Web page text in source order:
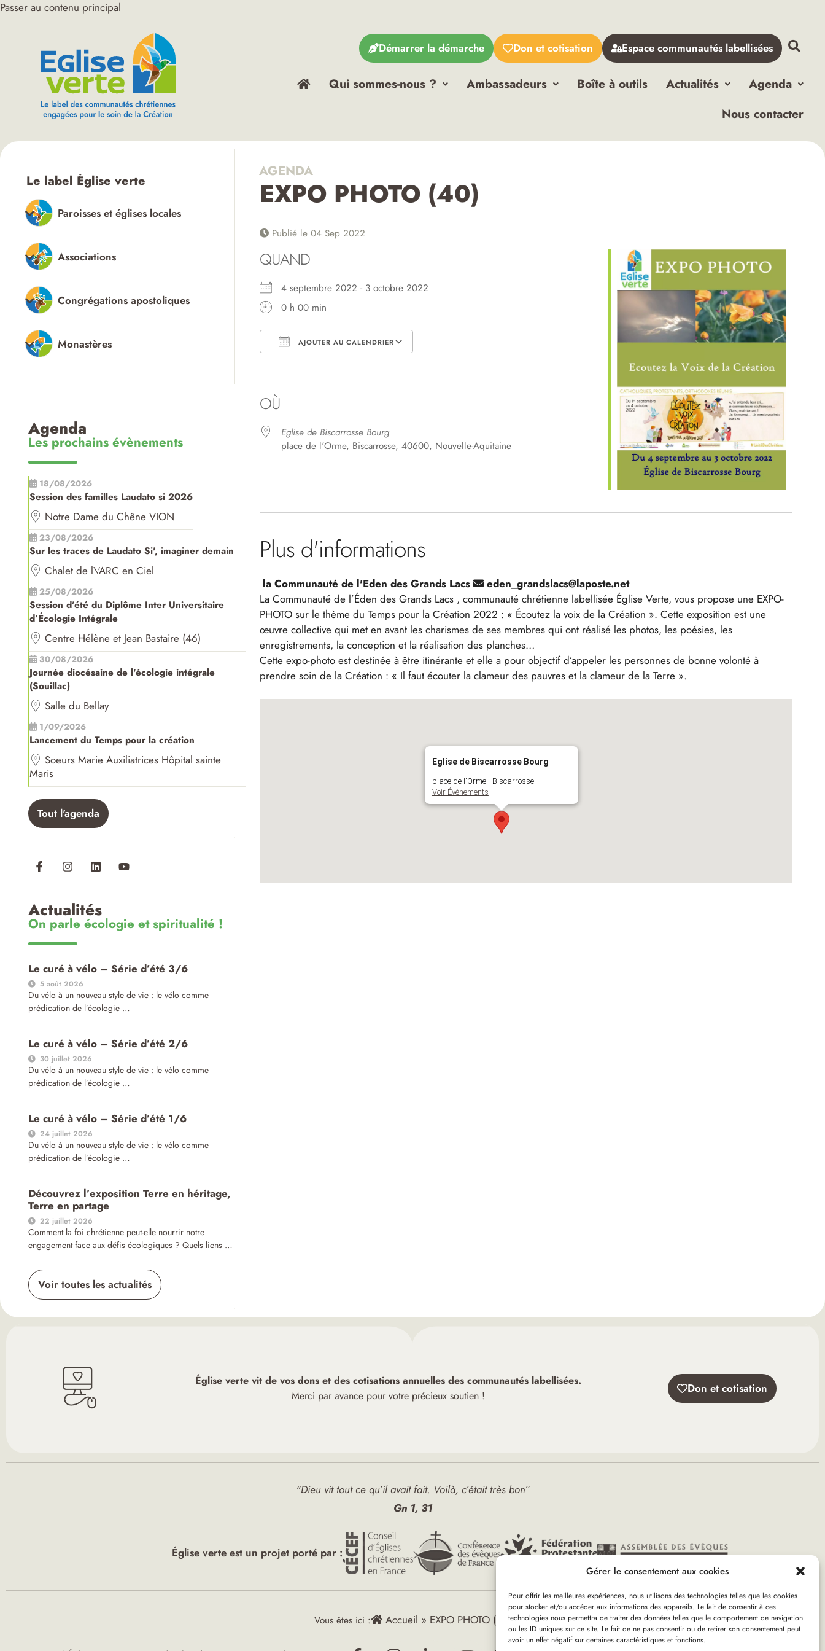
Gérer le consentement aux cookies
Pour offrir les meilleures expériences, nous utilisons des technologies telles que les cookies
pour stocker et/ou accéder aux informations des appareils. Le fait de consentir à ces
technologies nous permettra de traiter des données telles que le comportement de navigation
ou les ID uniques sur ce site. Le fait de ne pas consentir ou de retirer son consentement peut
avoir un effet négatif sur certaines caractéristiques et fonctions.
Passer au contenu principal
Démarrer la démarche Don et cotisation Espace communautés labellisées
Qui sommes-nous ? Ambassadeurs Boîte à outils Actualités
Agenda
Nous contacter
Le label Église verte
Paroisses et églises locales
Associations
Congrégations apostoliques
Monastères
Agenda
Les prochains évènements
18/08/2026
Session des familles Laudato si 2026
Notre Dame du Chêne VION
23/08/2026
Sur les traces de Laudato Si', imaginer demain
Chalet de l\'ARC en Ciel
25/08/2026
Session d’été du Diplôme Inter Universitaire
d’Écologie Intégrale
Centre Hélène et Jean Bastaire (46)
30/08/2026
Journée diocésaine de l'écologie intégrale
(Souillac)
Salle du Bellay
1/09/2026
Lancement du Temps pour la création
Soeurs Marie Auxiliatrices Hôpital sainte
Maris
Tout l'agenda
Actualités
On parle écologie et spiritualité !
Le curé à vélo – Série d’été 3/6
5 août 2026
Du vélo à un nouveau style de vie : le vélo comme
prédication de l’écologie …
Le curé à vélo – Série d’été 2/6
30 juillet 2026
Du vélo à un nouveau style de vie : le vélo comme
prédication de l’écologie …
Le curé à vélo – Série d’été 1/6
24 juillet 2026
Du vélo à un nouveau style de vie : le vélo comme
prédication de l’écologie …
Découvrez l’exposition Terre en héritage,
Terre en partage
22 juillet 2026
Comment la foi chrétienne peut-elle nourrir notre
engagement face aux défis écologiques ? Quels liens …
Voir toutes les actualités
AGENDA
EXPO PHOTO (40)
Publié le 04 Sep 2022
QUAND
4 septembre 2022 - 3 octobre 2022
0 h 00 min
AJOUTER AU CALENDRIER
Office 365
OÙ
Eglise de Biscarrosse Bourg
place de l'Orme, Biscarrosse, 40600, Nouvelle-Aquitaine
Plus d'informations
la Communauté de l'Eden des Grands Lacs
eden_grandslacs@laposte.net
La Communauté de l’Éden des Grands Lacs , communauté chrétienne labellisée Église Verte, vous propose une EXPO-
PHOTO sur le thème du Temps pour la Création 2022 : « Écoutez la voix de la Création ». Cette exposition est une
œuvre collective qui met en avant les charismes de ses membres qui ont réalisé les photos, les poésies, les
enregistrements, la conception et la réalisation des planches…
Cette expo-photo est destinée à être itinérante et elle a pour objectif d’appeler les personnes de bonne volonté à
prendre soin de la Création : « Il faut écouter la clameur des pauvres et la clameur de la Terre ».
Eglise de Biscarrosse Bourg
place de l'Orme - Biscarrosse
Voir Évènements
Église verte vit de vos dons et des cotisations annuelles des communautés labellisées.
Merci par avance pour votre précieux soutien !
Don et cotisation
"Dieu vit tout ce qu’il avait fait. Voilà, c’était très bon”
Gn 1, 31
Église verte est un projet porté par :
Vous êtes ici : Accueil » EXPO PHOTO (40)